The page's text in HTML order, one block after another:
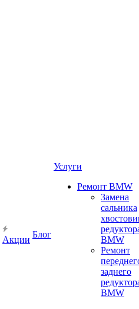
Акции
Блог
Услуги
Ремонт BMW
Замена
сальника
BMW
Ремонт
заднего
BMW